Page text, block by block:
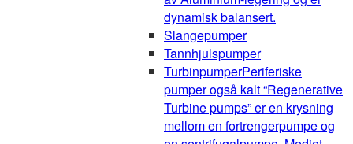
dynamisk balansert.
Slangepumper
Tannhjulspumper
TurbinpumperPeriferiske
pumper også kalt “Regenerative
Turbine pumps” er en krysning
mellom en fortrengerpumpe og